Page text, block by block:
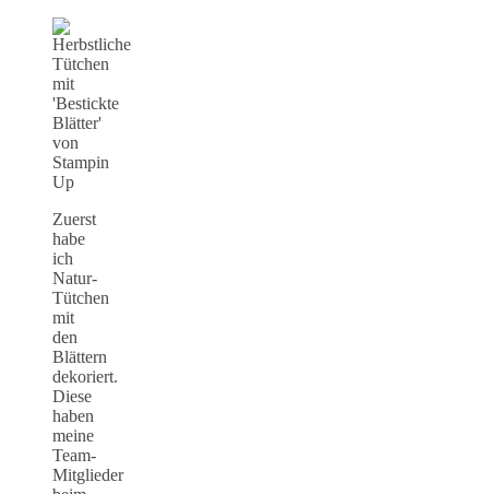
Zuerst
habe
ich
Natur-
Tütchen
mit
den
Blättern
dekoriert.
Diese
haben
meine
Team-
Mitglieder